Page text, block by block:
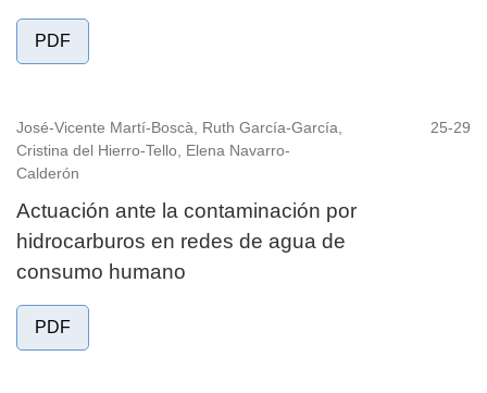
PDF
José-Vicente Martí-Boscà, Ruth García-García,
Cristina del Hierro-Tello, Elena Navarro-
Calderón
25-29
Actuación ante la contaminación por
hidrocarburos en redes de agua de
consumo humano
PDF